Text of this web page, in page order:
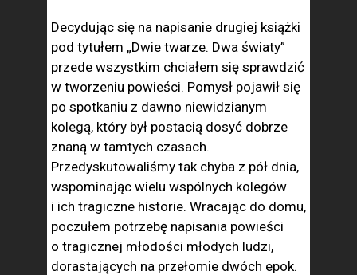
Decydując się na napisanie drugiej książki
pod tytułem „Dwie twarze. Dwa światy”
przede wszystkim chciałem się sprawdzić
w tworzeniu powieści. Pomysł pojawił się
po spotkaniu z dawno niewidzianym
kolegą, który był postacią dosyć dobrze
znaną w tamtych czasach.
Przedyskutowaliśmy tak chyba z pół dnia,
wspominając wielu wspólnych kolegów
i ich tragiczne historie. Wracając do domu,
poczułem potrzebę napisania powieści
o tragicznej młodości młodych ludzi,
dorastających na przełomie dwóch epok.